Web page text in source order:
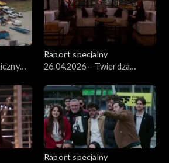
Raport specjalny
26.04.2026 – Twierdza
Raport specjalny